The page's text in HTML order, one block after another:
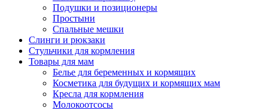
Подушки и позиционеры
Простыни
Спальные мешки
Слинги и рюкзаки
Стульчики для кормления
Товары для мам
Белье для беременных и кормящих
Косметика для будущих и кормящих мам
Кресла для кормления
Молокоотсосы